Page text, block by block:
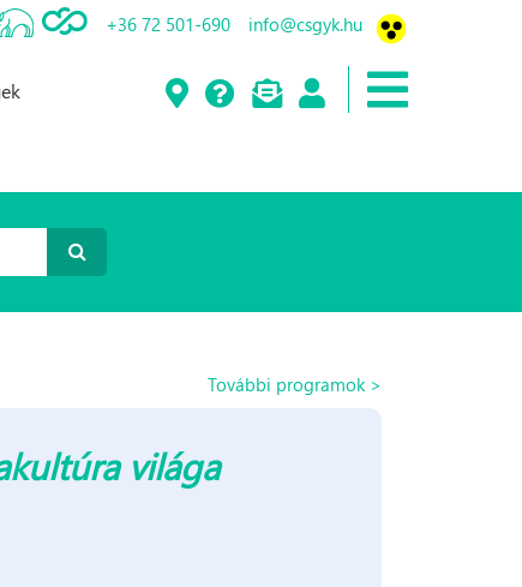
+36 72 501-690 info@csgyk.hu
További programok >
világa